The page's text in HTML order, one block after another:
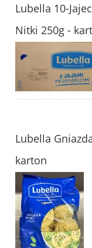
Lubella 10-
Nitki 250g -
Lubella
karton